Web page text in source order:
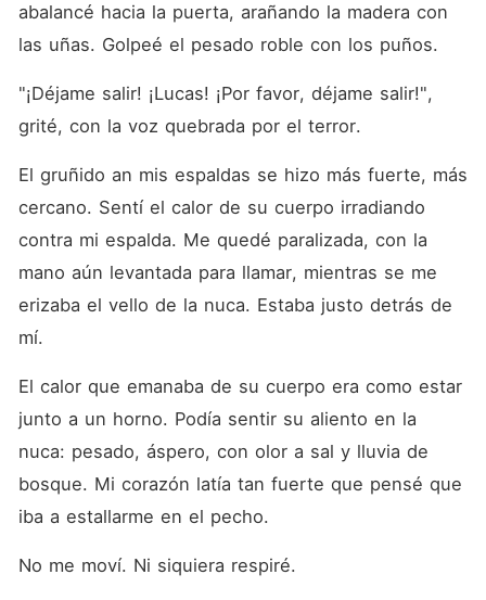
abalancé hacia la puerta, arañando la madera con
las uñas. Golpeé el pesado roble con los puños.
"¡Déjame salir! ¡Lucas! ¡Por favor, déjame salir!",
grité, con la voz quebrada por el terror.
El gruñido an mis espaldas se hizo más fuerte, más
cercano. Sentí el calor de su cuerpo irradiando
contra mi espalda. Me quedé paralizada, con la
mano aún levantada para llamar, mientras se me
erizaba el vello de la nuca. Estaba justo detrás de
mí.
El calor que emanaba de su cuerpo era como estar
junto a un horno. Podía sentir su aliento en la
nuca: pesado, áspero, con olor a sal y lluvia de
bosque. Mi corazón latía tan fuerte que pensé que
iba a estallarme en el pecho.
No me moví. Ni siquiera respiré.